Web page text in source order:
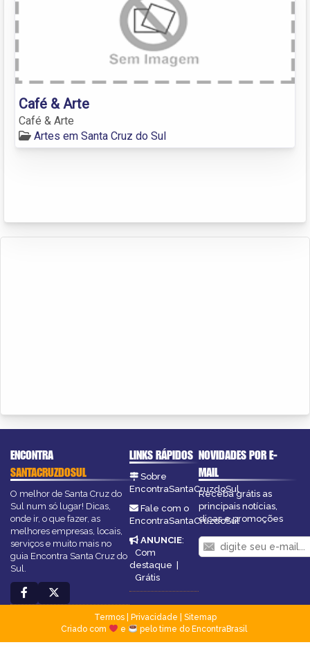
Café & Arte
Café & Arte
Artes em Santa Cruz do Sul
ENCONTRA
SANTACRUZDOSUL
O melhor de Santa Cruz do
Sul num só lugar! Dicas,
onde ir, o que fazer, as
melhores empresas, locais,
serviços e muito mais no
guia Encontra Santa Cruz do
Sul.
LINKS RÁPIDOS
Sobre
EncontraSantaCruzdoSul
Fale com o
EncontraSantaCruzdoSul
ANUNCIE:
Com
destaque |
Grátis
NOVIDADES POR E-
MAIL
Receba grátis as
principais notícias,
dicas e promoções
Termos| Privacidade
Sitemap
Criado com
e pelo time do EncontraBrasil